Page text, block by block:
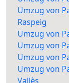
Umzug von
Raspeig
Umzug von
Umzug von
Umzug von
Umzug von
Vallès